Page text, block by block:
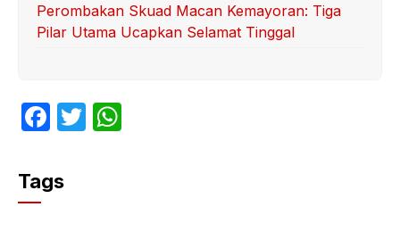
Perombakan Skuad Macan Kemayoran: Tiga
Pilar Utama Ucapkan Selamat Tinggal
F
c
e
T
Tags